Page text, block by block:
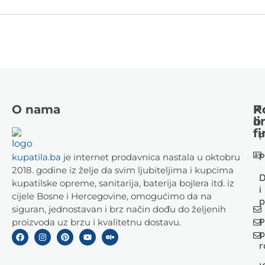
O nama
kupatila.ba je internet prodavnica nastala u oktobru
2018. godine iz želje da svim ljubiteljima i kupcima
kupatilske opreme, sanitarija, baterija bojlera itd. iz
cijele Bosne i Hercegovine, omogućimo da na
siguran, jednostavan i brz način dođu do željenih
proizvoda uz brzu i kvalitetnu dostavu.
i
o